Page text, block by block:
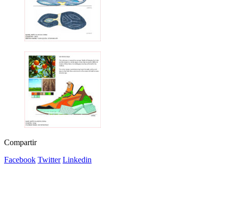
Compartir
Facebook Twitter Linkedin